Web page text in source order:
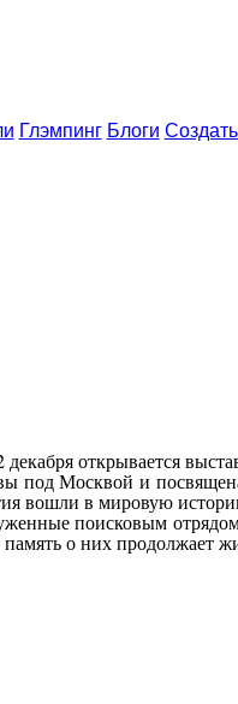
Глэмпинг Блоги
открывается
под Москвой и
вошли в мировую
поисковым
о них продолжает